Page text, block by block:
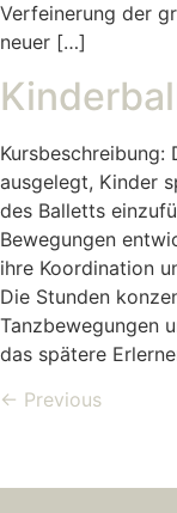
Verfeinerung der
neuer […]
Kursbeschreibung:
ausgelegt, Kinder
des Balletts
Bewegungen
ihre Koordination
Die Stunden
Tanzbewegungen
das spätere
← Previous